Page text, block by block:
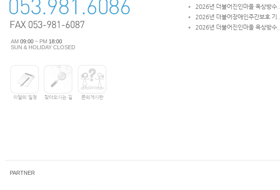
AM 09:00 ~ PM 18:00
SUN & HOLIDAY CLOSED
이달의 일정 찾아오시는 길 문의게시판
2026년 더불어진인마을 옥상방수...
2026년 더불어장애인주간보호 기...
2026년 더불어진인마을 옥상방수...
PARTNER